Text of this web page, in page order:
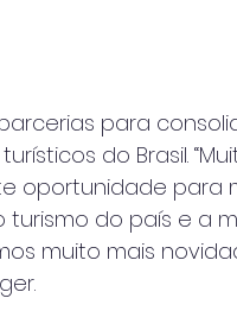
para
do Brasil.
oportunidade para
do país e a
muito mais